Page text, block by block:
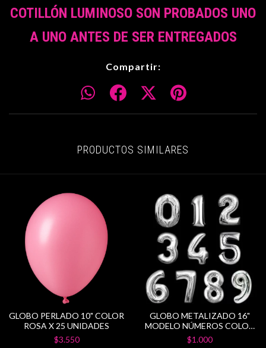
COTILLÓN LUMINOSO SON PROBADOS UNO
A UNO ANTES DE SER ENTREGADOS
Compartir:
PRODUCTOS SIMILARES
GLOBO PERLADO 10" COLOR
ROSA X 25 UNIDADES
$3.550
GLOBO METALIZADO 16"
MODELO NÚMEROS COLOR
PLATEADO
$1.000